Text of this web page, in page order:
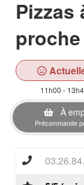
Pizzas
11h00 -
À
Précommande